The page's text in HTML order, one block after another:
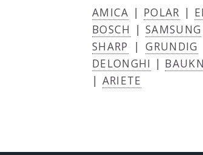
AMICA | POLAR |
BOSCH |SAMSUNG
SHARP
|GRUNDIG
DELONGHI |
| ARIETE